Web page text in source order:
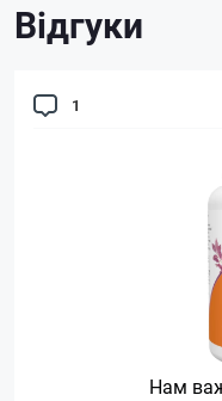
Відгуки
1
Нам